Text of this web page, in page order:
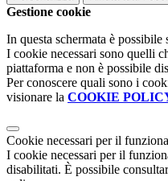
Gestione cookie
In questa schermata è
I cookie necessari sono quelli
piattaforma e non è possibile
Per conoscere quali sono i
visionare la COOKIE
Cookie necessari per il
I cookie necessari per il
disabilitati. È possibile